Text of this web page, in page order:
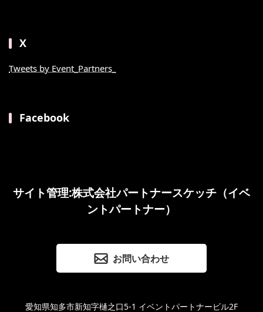
X
Tweets by Event_Partners_
Facebook
サイト管理:株式会社パートナースケッチ（イベ
ントパートナー）
お問い合わせ
愛知県知多市新知字樋之口5-1 イベントパートナービル2F